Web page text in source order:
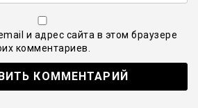
и адрес сайта в этом браузере
комментариев.